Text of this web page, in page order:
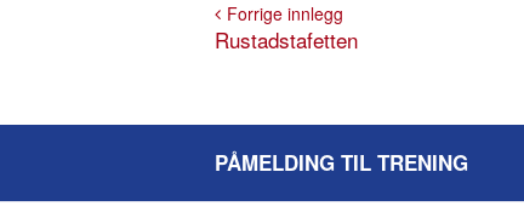
Forrige innlegg
Rustadstafetten
PÅMELDING TIL TRENING